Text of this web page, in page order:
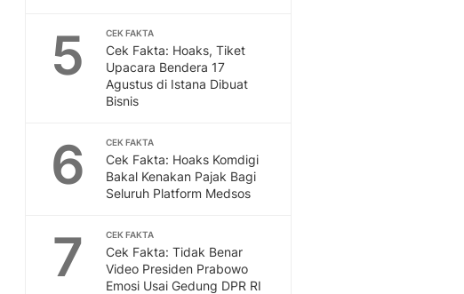
5 CEK FAKTA
Cek Fakta: Hoaks, Tiket
Upacara Bendera 17
Agustus di Istana Dibuat
Bisnis
6 CEK FAKTA
Cek Fakta: Hoaks Komdigi
Bakal Kenakan Pajak Bagi
Seluruh Platform Medsos
7 CEK FAKTA
Cek Fakta: Tidak Benar
Video Presiden Prabowo
Emosi Usai Gedung DPR RI